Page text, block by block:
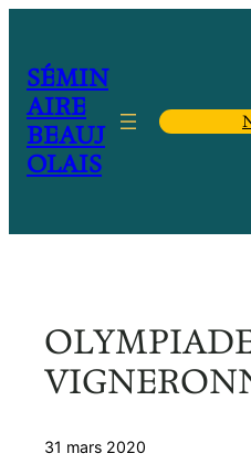
contenu
SÉMIN
AIRE
BEAUJ
OLAIS
31 mars 2020